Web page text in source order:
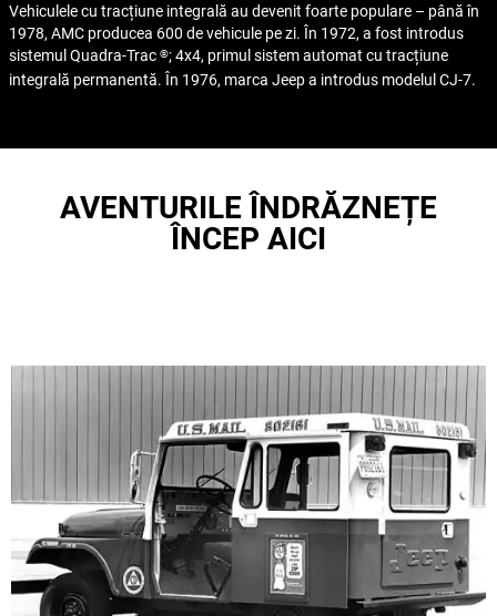
Vehiculele cu tracțiune integrală au devenit foarte populare – până în
1978, AMC producea 600 de vehicule pe zi. În 1972, a fost introdus
sistemul Quadra-Trac ®; 4x4, primul sistem automat cu tracțiune
integrală permanentă. În 1976, marca Jeep a introdus modelul CJ-7.
AVENTURILE ÎNDRĂZNEȚE
ÎNCEP AICI